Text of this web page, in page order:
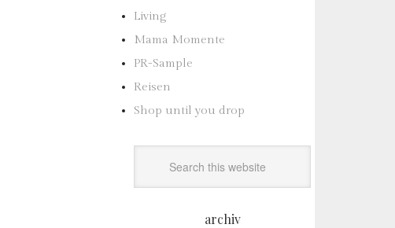
Living
Mama Momente
PR-Sample
Reisen
Shop until you drop
archiv